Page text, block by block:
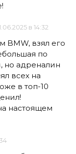
в 14:32
BMW, взял его
по
но адреналин
всех на
в топ-10
настоящем